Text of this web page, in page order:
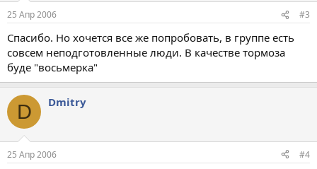
25 Апр 2006 #3
Спасибо. Но хочется все же попробовать, в группе есть
совсем неподготовленные люди. В качестве тормоза
буде "восьмерка"
D Dmitry
25 Апр 2006 #4